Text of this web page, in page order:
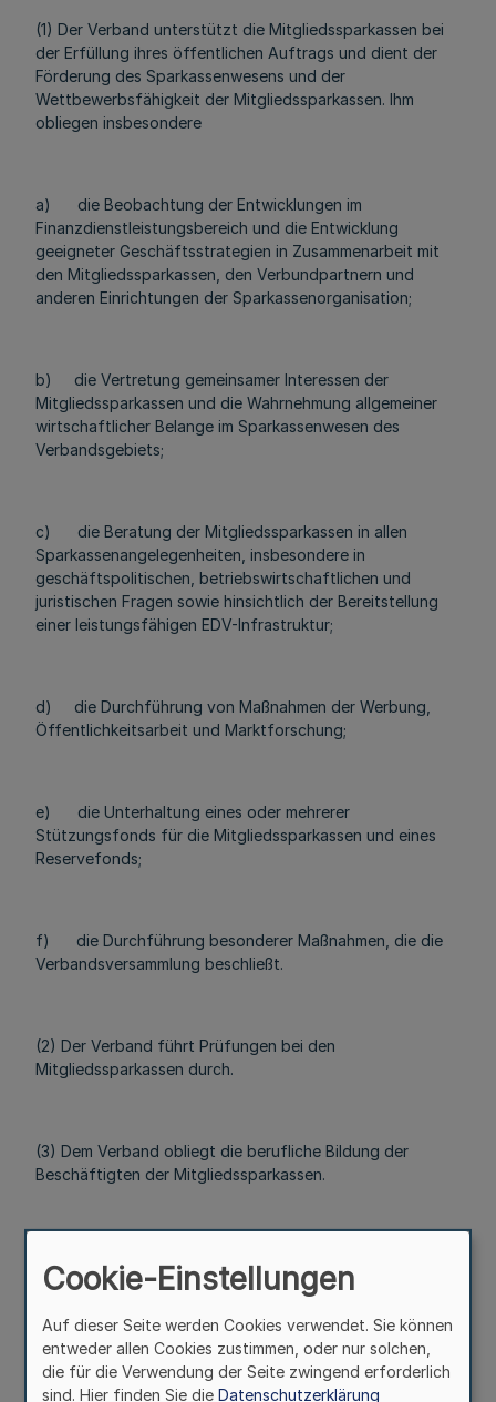
(1) Der Verband unterstützt die Mitgliedssparkassen bei
der Erfüllung ihres öffentlichen Auftrags und dient der
Förderung des Sparkassenwesens und der
Wettbewerbsfähigkeit der Mitgliedssparkassen. Ihm
obliegen insbesondere
a) die Beobachtung der Entwicklungen im
Finanzdienstleistungsbereich und die Entwicklung
geeigneter Geschäftsstrategien in Zusammenarbeit mit
den Mitgliedssparkassen, den Verbundpartnern und
anderen Einrichtungen der Sparkassenorganisation;
b) die Vertretung gemeinsamer Interessen der
Mitgliedssparkassen und die Wahrnehmung allgemeiner
wirtschaftlicher Belange im Sparkassenwesen des
Verbandsgebiets;
c) die Beratung der Mitgliedssparkassen in allen
Sparkassenangelegenheiten, insbesondere in
geschäftspolitischen, betriebswirtschaftlichen und
juristischen Fragen sowie hinsichtlich der Bereitstellung
einer leistungsfähigen EDV-Infrastruktur;
d) die Durchführung von Maßnahmen der Werbung,
Öffentlichkeitsarbeit und Marktforschung;
e) die Unterhaltung eines oder mehrerer
Stützungsfonds für die Mitgliedssparkassen und eines
Reservefonds;
f) die Durchführung besonderer Maßnahmen, die die
Verbandsversammlung beschließt.
(2) Der Verband führt Prüfungen bei den
Mitgliedssparkassen durch.
(3) Dem Verband obliegt die berufliche Bildung der
Beschäftigten der Mitgliedssparkassen.
Sparkassenaufsichtsbehörden, insbesondere durch
(5) Zur Wahrnehmung seiner Aufgaben kann der Verband
Cookie-Einstellungen
Auf dieser Seite werden Cookies verwendet. Sie können
entweder allen Cookies zustimmen, oder nur solchen,
die für die Verwendung der Seite zwingend erforderlich
sind. Hier finden Sie die Datenschutzerklärung